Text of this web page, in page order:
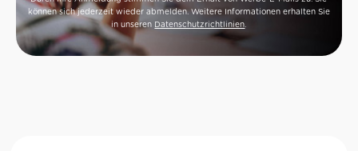
können sich jederzeit wieder abmelden. Weitere Informationen erhalten Sie
in unseren Datenschutzrichtlinien